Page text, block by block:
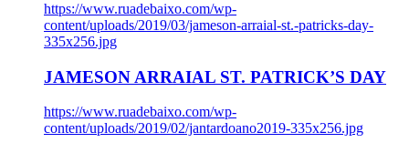
https://www.ruadebaixo.com/wp-
content/uploads/2019/03/jameson-arraial-st.-patricks-day-
335x256.jpg
JAMESON ARRAIAL ST. PATRICK’S DAY
https://www.ruadebaixo.com/wp-
content/uploads/2019/02/jantardoano2019-335x256.jpg